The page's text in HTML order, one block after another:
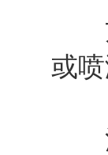
方
或
注